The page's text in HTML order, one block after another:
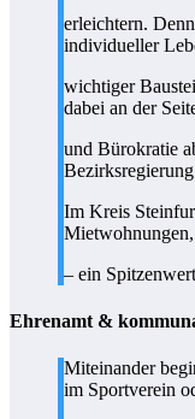
erleichtern.
individueller
wichtiger
dabei an der
und Bürokratie
Im Kreis
– ein
Ehrenamt &
Miteinander
im Sportverein